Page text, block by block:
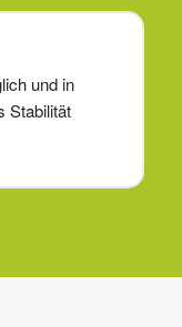
und in
Stabilität